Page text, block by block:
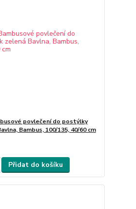
povlečení do postýlky
Bambus, 100/135, 40/60 cm
Přidat do košíku